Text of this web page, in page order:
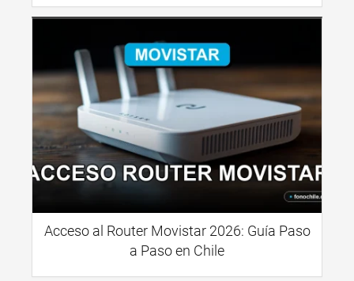
Acceso al Router Movistar 2026: Guía Paso
a Paso en Chile